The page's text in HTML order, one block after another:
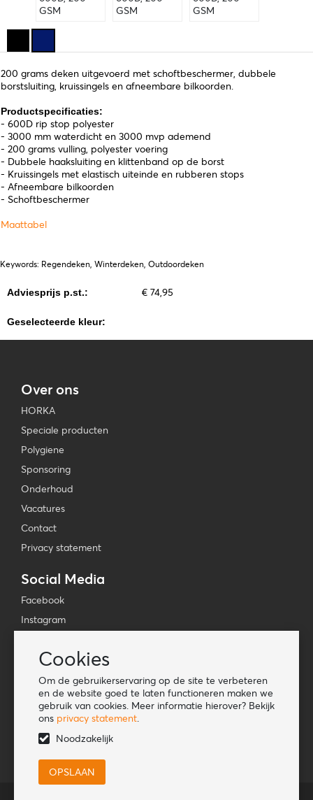
Cookies
Om de gebruikerservaring op de site te verbeteren
en de website goed te laten functioneren maken we
gebruik van cookies. Meer informatie hierover? Bekijk
ons privacy statement.
Noodzakelijk
200 grams deken uitgevoerd met schoftbeschermer, dubbele
borstsluiting, kruissingels en afneembare bilkoorden.
Productspecificaties:
- 600D rip stop polyester
- 3000 mm waterdicht en 3000 mvp ademend
- 200 grams vulling, polyester voering
- Dubbele haaksluiting en klittenband op de borst
- Kruissingels met elastisch uiteinde en rubberen stops
- Afneembare bilkoorden
- Schoftbeschermer
Maattabel
Keywords: Regendeken, Winterdeken, Outdoordeken
Adviesprijs p.st.: € 74,95
Geselecteerde kleur:
Over ons
HORKA
Speciale producten
Polygiene
Sponsoring
Onderhoud
Vacatures
Contact
Privacy statement
Social Media
Facebook
Instagram
TikTok
Tools
Lookbook
Nieuwe klant